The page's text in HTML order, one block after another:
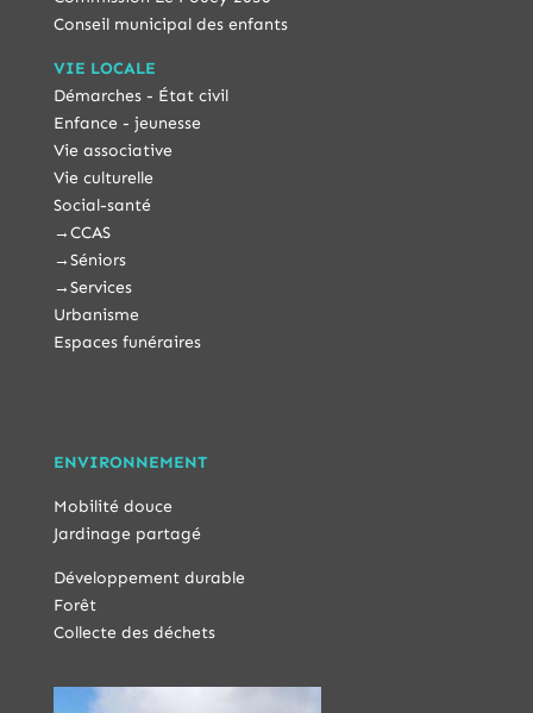
Conseil municipal des enfants
VIE LOCALE
Démarches - État civil
Enfance - jeunesse
Vie associative
Vie culturelle
Social-santé
→CCAS
→Séniors
→Services
Urbanisme
Espaces funéraires
ENVIRONNEMENT
Mobilité douce
Jardinage partagé
Développement durable
Forêt
Collecte des déchets